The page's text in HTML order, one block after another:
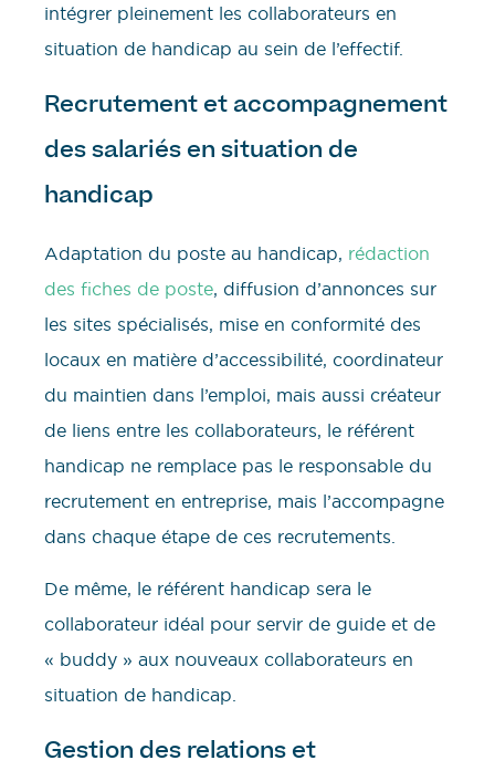
intégrer pleinement les collaborateurs en
situation de handicap au sein de l’effectif.
Recrutement et accompagnement
des salariés en situation de
handicap
Adaptation du poste au handicap, rédaction
des fiches de poste, diffusion d’annonces sur
les sites spécialisés, mise en conformité des
locaux en matière d’accessibilité, coordinateur
du maintien dans l’emploi, mais aussi créateur
de liens entre les collaborateurs, le référent
handicap ne remplace pas le responsable du
recrutement en entreprise, mais l’accompagne
dans chaque étape de ces recrutements.
De même, le référent handicap sera le
collaborateur idéal pour servir de guide et de
« buddy » aux nouveaux collaborateurs en
situation de handicap.
Gestion des relations et